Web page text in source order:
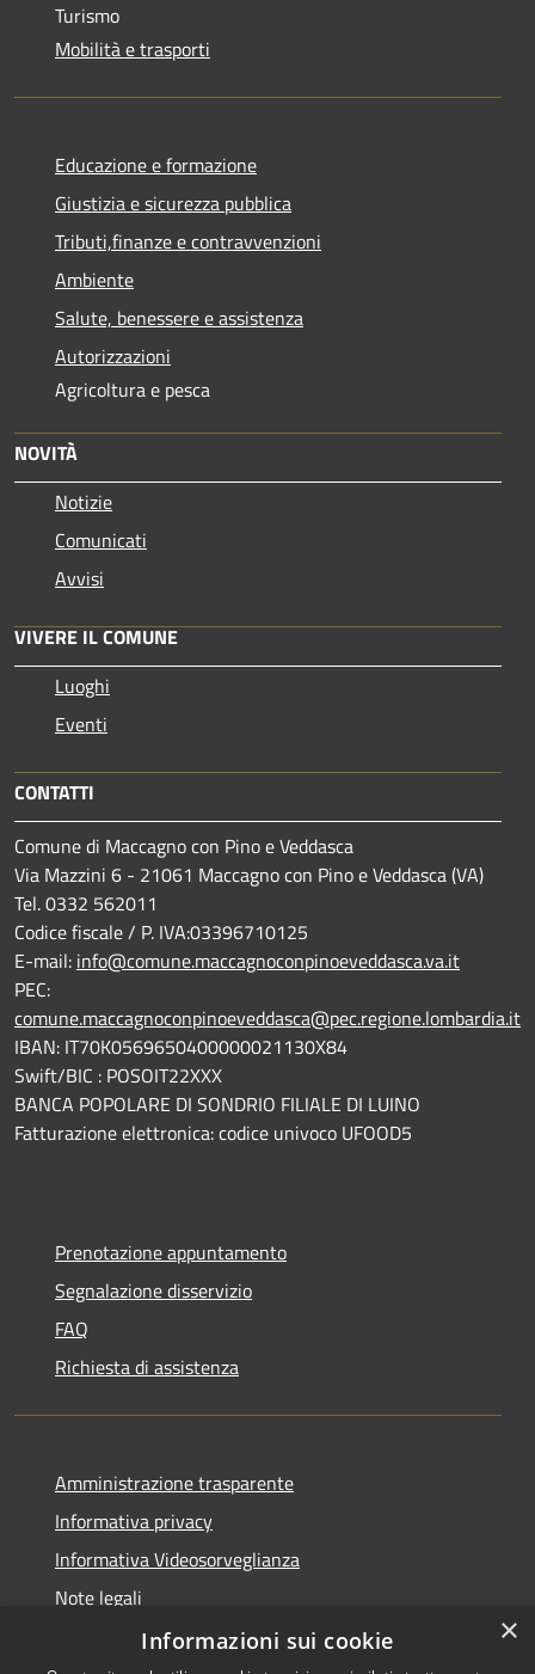
Turismo
Mobilità e trasporti
Educazione e formazione
Giustizia e sicurezza pubblica
Tributi,finanze e contravvenzioni
Ambiente
Salute, benessere e assistenza
Autorizzazioni
Agricoltura e pesca
NOVITÀ
Notizie
Comunicati
Avvisi
VIVERE IL COMUNE
Luoghi
Eventi
CONTATTI
Comune di Maccagno con Pino e Veddasca
Via Mazzini 6 - 21061 Maccagno con Pino e Veddasca (VA)
Tel. 0332 562011
Codice fiscale / P. IVA:03396710125
E-mail: info@comune.maccagnoconpinoeveddasca.va.it
PEC:
comune.maccagnoconpinoeveddasca@pec.regione.lombardia.it
IBAN: IT70K0569650400000021130X84
Swift/BIC : POSOIT22XXX
BANCA POPOLARE DI SONDRIO FILIALE DI LUINO
Fatturazione elettronica: codice univoco UFOOD5
Prenotazione appuntamento
Segnalazione disservizio
FAQ
Richiesta di assistenza
Amministrazione trasparente
Informativa privacy
Informativa Videosorveglianza
Note legali
Dichiarazione di accessibilità
×
Informazioni sui cookie